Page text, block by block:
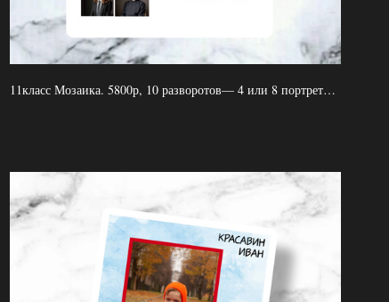
11класс Мозаика. 5800р, 10 разворотов— 4 или 8 портретов на одном развороте+девизы, групп.фото, 2 выезда